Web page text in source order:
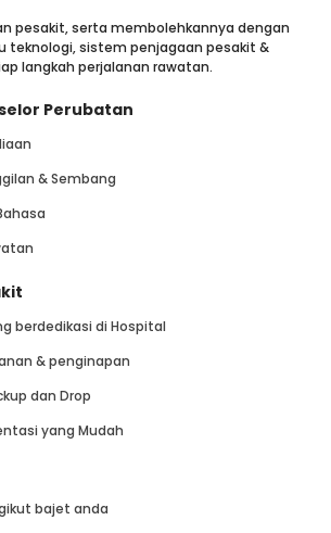
pesakit, serta membolehkannya dengan
teknologi, sistem penjagaan pesakit &
langkah perjalanan rawatan.
Perubatan
& Sembang
berdedikasi di Hospital
& penginapan
dan Drop
yang Mudah
bajet anda